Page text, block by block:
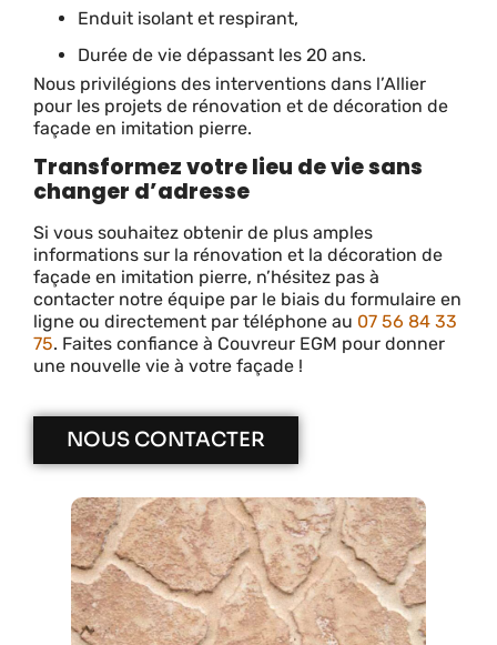
Enduit isolant et respirant,
Durée de vie dépassant les 20 ans.
Nous privilégions des interventions dans l’Allier
pour les projets de rénovation et de décoration de
façade en imitation pierre.
Transformez votre lieu de vie sans
changer d’adresse
Si vous souhaitez obtenir de plus amples
informations sur la rénovation et la décoration de
façade en imitation pierre, n’hésitez pas à
contacter notre équipe par le biais du formulaire en
ligne ou directement par téléphone au 07 56 84 33
75. Faites confiance à Couvreur EGM pour donner
une nouvelle vie à votre façade !
NOUS CONTACTER